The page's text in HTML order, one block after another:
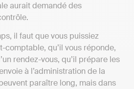
aurait demandé des
il faut que vous puissiez
comptable, qu’il vous réponde,
rendez-vous, qu’il prépare les
à l’administration de la
paraître long, mais dans